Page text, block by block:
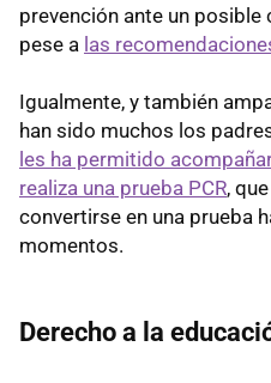
prevención ante un
pese a las
Igualmente, y también
han sido muchos los
les ha permitido
realiza una prueba PCR,
convertirse en una prueba
momentos.
Derecho a la